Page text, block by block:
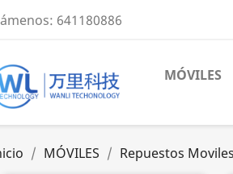
641180886
MÓVILES
MÓVILES Repuestos Moviles